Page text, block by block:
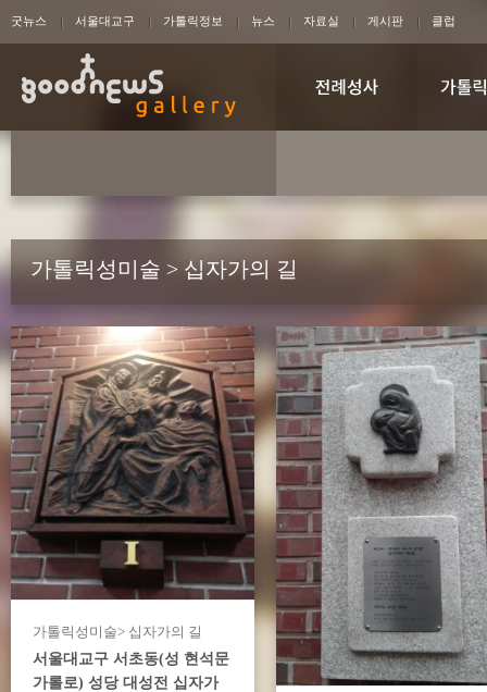
굿뉴스 서울대교구 가톨릭정보 뉴스 자료실 게시판 클럽
가톨릭성미술 > 십자가의 길
가톨릭성미술> 십자가의 길
서울대교구 서초동(성 현석문
가롤로) 성당 대성전 십자가